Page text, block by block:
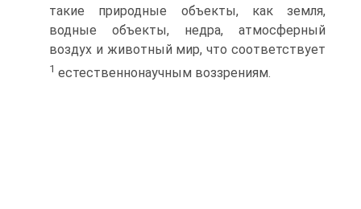
такие природные объекты, как земля,
водные объекты, недра, атмосферный
воздух и животный мир, что соответствует
1 естественнонаучным воззрениям.